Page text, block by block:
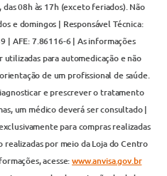
08h às 17h (exceto feriados). Não
e domingos | Responsável Técnica:
| AFE: 7.86116-6 | As informações
para automedicação e não
de um profissional de saúde.
e prescrever o tratamento
um médico deverá ser consultado |
para compras realizadas
por meio da Loja do Centro
acesse:www.anvisa.gov.br